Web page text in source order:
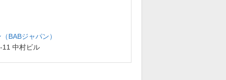
BABジャパン）
11 中村ビル